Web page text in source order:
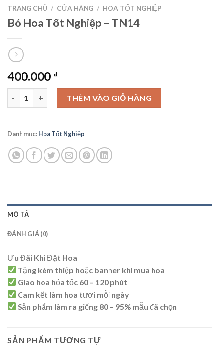
TRANG CHỦ / CỬA HÀNG / HOA TỐT NGHIỆP
Bó Hoa Tốt Nghiệp – TN14
400.000 ₫
Bó Hoa Tốt Nghiệp - TN14 số lượng
THÊM VÀO GIỎ HÀNG
Danh mục:Hoa Tốt Nghiệp
MÔ TẢ
ĐÁNH GIÁ (0)
Ưu Đãi Khi Đặt Hoa
Tặng kèm thiệp hoặc banner khi mua hoa
Giao hoa hỏa tốc 60 – 120 phút
Cam kết làm hoa tươi mỗi ngày
Sản phẩm làm ra giống 80 – 95% mẫu đã chọn
SẢN PHẨM TƯƠNG TỰ